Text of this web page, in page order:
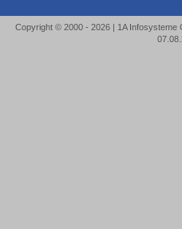
Copyright © 2000 - 2026 | 1A Infosysteme